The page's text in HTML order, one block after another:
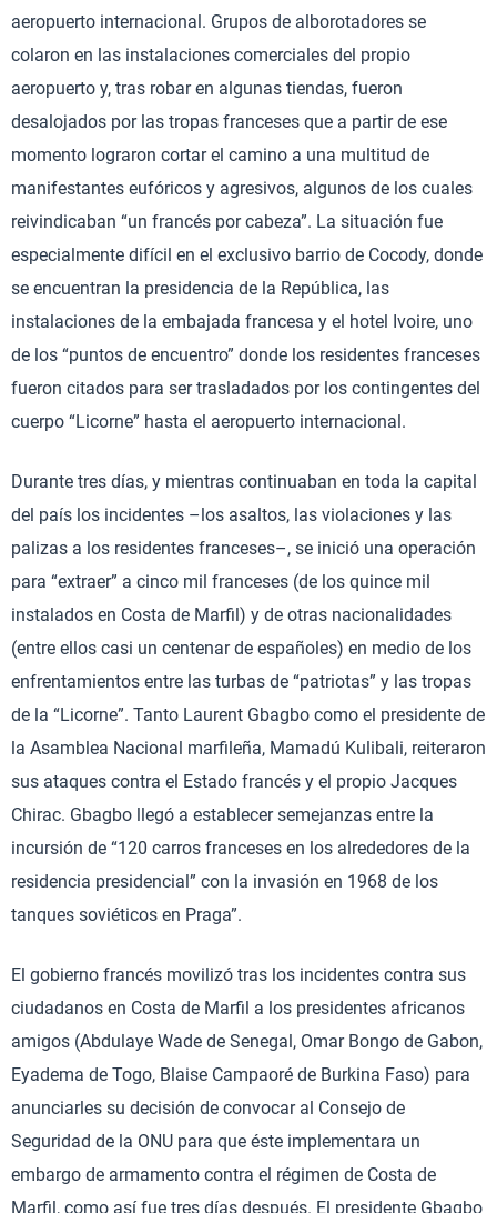
aeropuerto internacional. Grupos de alborotadores se
colaron en las instalaciones comerciales del propio
aeropuerto y, tras robar en algunas tiendas, fueron
desalojados por las tropas franceses que a partir de ese
momento lograron cortar el camino a una multitud de
manifestantes eufóricos y agresivos, algunos de los cuales
reivindicaban “un francés por cabeza”. La situación fue
especialmente difícil en el exclusivo barrio de Cocody, donde
se encuentran la presidencia de la República, las
instalaciones de la embajada francesa y el hotel Ivoire, uno
de los “puntos de encuentro” donde los residentes franceses
fueron citados para ser trasladados por los contingentes del
cuerpo “Licorne” hasta el aeropuerto internacional.
Durante tres días, y mientras continuaban en toda la capital
del país los incidentes –los asaltos, las violaciones y las
palizas a los residentes franceses–, se inició una operación
para “extraer” a cinco mil franceses (de los quince mil
instalados en Costa de Marfil) y de otras nacionalidades
(entre ellos casi un centenar de españoles) en medio de los
enfrentamientos entre las turbas de “patriotas” y las tropas
de la “Licorne”. Tanto Laurent Gbagbo como el presidente de
la Asamblea Nacional marfileña, Mamadú Kulibali, reiteraron
sus ataques contra el Estado francés y el propio Jacques
Chirac. Gbagbo llegó a establecer semejanzas entre la
incursión de “120 carros franceses en los alrededores de la
residencia presidencial” con la invasión en 1968 de los
tanques soviéticos en Praga”.
El gobierno francés movilizó tras los incidentes contra sus
ciudadanos en Costa de Marfil a los presidentes africanos
amigos (Abdulaye Wade de Senegal, Omar Bongo de Gabon,
Eyadema de Togo, Blaise Campaoré de Burkina Faso) para
anunciarles su decisión de convocar al Consejo de
Seguridad de la ONU para que éste implementara un
embargo de armamento contra el régimen de Costa de
Marfil, como así fue tres días después. El presidente Gbagbo